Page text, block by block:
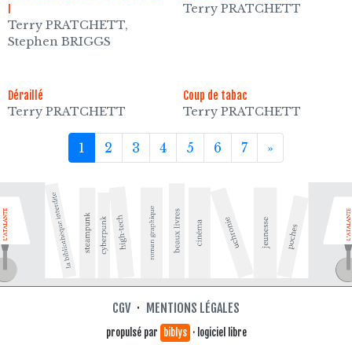
Terry PRATCHETT,
Stephen BRIGGS
Terry PRATCHETT
Déraillé
Terry PRATCHETT
Coup de tabac
Terry PRATCHETT
1 2 3 4 5 6 7 »
CGV · MENTIONS LÉGALES
propulsé par biblys · logiciel libre